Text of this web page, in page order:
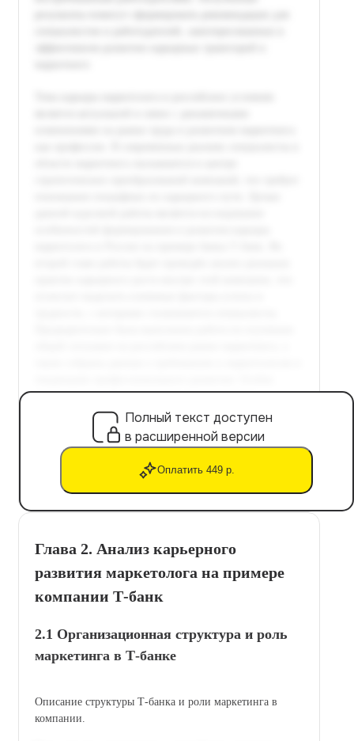
Полный текст доступен
в расширенной версии
Оплатить 449 р.
Глава 2. Анализ карьерного
развития маркетолога на примере
компании Т-банк
2.1 Организационная структура и роль
маркетинга в Т-банке
Описание структуры Т-банка и роли маркетинга в
компании.